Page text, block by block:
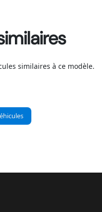
similaires à ce modèle.